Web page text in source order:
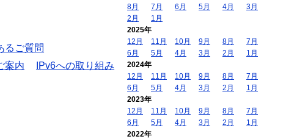
るご質問
案内
IPv6への取り組み
8月
7月 6月 5月 4月
3月
2月
1月
2025年
12月
11月 10月 9月 8月
7月
6月
5月 4月 3月 2月
1月
2024年
12月
11月 10月 9月 8月
7月
6月
5月 4月 3月 2月
1月
2023年
12月
11月 10月 9月 8月
7月
6月
5月 4月 3月 2月
1月
2022年